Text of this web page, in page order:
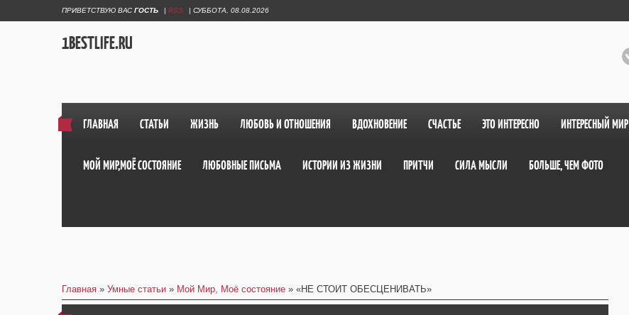
ПРИВЕТСТВУЮ ВАС ГОСТЬ | RSS | СУББОТА, 08.08.2026
1BESTLIFE.RU
ГЛАВНАЯ СТАТЬИ ЖИЗНЬ ЛЮБОВЬ И ОТНОШЕНИЯ ВДОХНОВЕНИЕ СЧАСТЬЕ ЭТО ИНТЕРЕСНО ИНТЕРЕСНЫЙ МИР
МОЙ МИР,МОЁ СОСТОЯНИЕ ЛЮБОВНЫЕ ПИСЬМА ИСТОРИИ ИЗ ЖИЗНИ ПРИТЧИ СИЛА МЫСЛИ БОЛЬШЕ, ЧЕМ ФОТО
Главная » Умные статьи » Мой Мир, Моё состояние » «НЕ СТОИТ ОБЕСЦЕНИВАТЬ»